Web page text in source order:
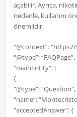
açabilir. Ayrıca,
nedenle, kullanım
önemlidir.
“@context”:
“@type”: “FAQPage”,
“mainEntity”: [
{
“@type”: “Question”,
“name”:
“acceptedAnswer”: {